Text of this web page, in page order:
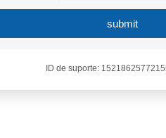
submit
ID de suporte: